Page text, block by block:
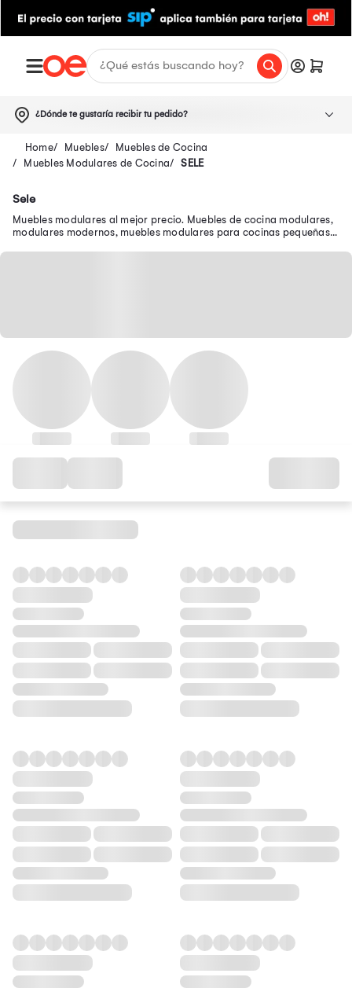
¿Dónde te gustaría recibir tu pedido?
Muebles
Muebles de Cocina
Muebles Modulares de Cocina
SELE
Sele
Muebles modulares al mejor precio. Muebles de cocina modulares,
modulares modernos, muebles modulares para cocinas pequeñas y